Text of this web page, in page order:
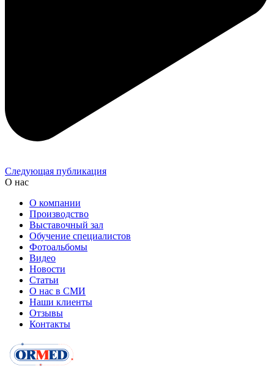
Следующая публикация
О нас
О компании
Производство
Выставочный зал
Обучение специалистов
Фотоальбомы
Видео
Новости
Статьи
О нас в СМИ
Наши клиенты
Отзывы
Контакты